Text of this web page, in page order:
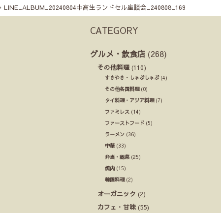
LINE_ALBUM_20240804中高生ランドセル座談会_240808_169
CATEGORY
グルメ・飲食店 (268)
その他料理 (110)
すきやき・しゃぶしゃぶ(4)
その他各国料理(0)
タイ料理・アジア料理(7)
ファミレス (14)
ファーストフード (5)
ラーメン (36)
中華(33)
弁当・総菜 (25)
焼肉 (15)
韓国料理(2)
オーガニック (2)
カフェ・甘味(55)